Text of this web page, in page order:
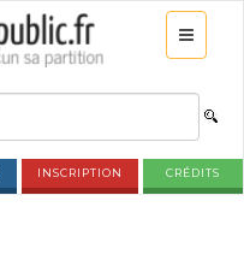
INSCRIPTION CRÉDITS